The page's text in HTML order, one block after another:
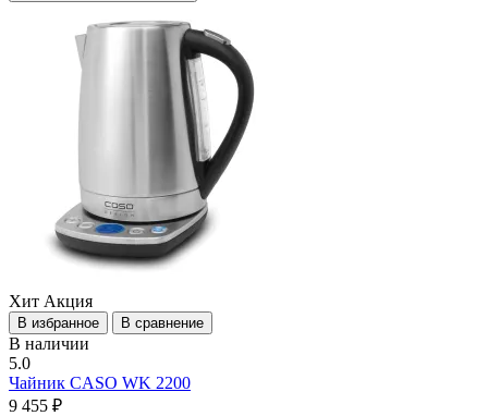
Хит Акция
В избранное В сравнение
В наличии
5.0
Чайник CASO WK 2200
9 455 ₽